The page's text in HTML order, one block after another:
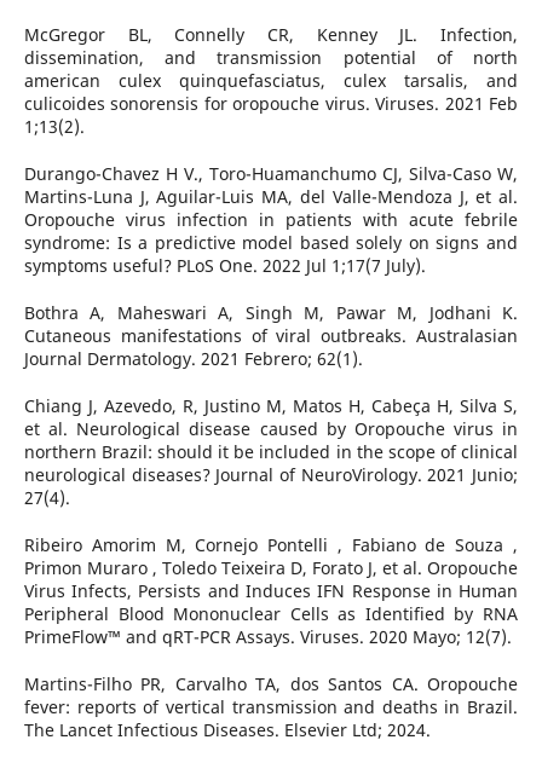
McGregor BL, Connelly CR, Kenney JL. Infection,
dissemination, and transmission potential of north
american culex quinquefasciatus, culex tarsalis, and
culicoides sonorensis for oropouche virus. Viruses. 2021 Feb
1;13(2).
Durango-Chavez H V., Toro-Huamanchumo CJ, Silva-Caso W,
Martins-Luna J, Aguilar-Luis MA, del Valle-Mendoza J, et al.
Oropouche virus infection in patients with acute febrile
syndrome: Is a predictive model based solely on signs and
symptoms useful? PLoS One. 2022 Jul 1;17(7 July).
Bothra A, Maheswari A, Singh M, Pawar M, Jodhani K.
Cutaneous manifestations of viral outbreaks. Australasian
Journal Dermatology. 2021 Febrero; 62(1).
Chiang J, Azevedo, R, Justino M, Matos H, Cabeça H, Silva S,
et al. Neurological disease caused by Oropouche virus in
northern Brazil: should it be included in the scope of clinical
neurological diseases? Journal of NeuroVirology. 2021 Junio;
27(4).
Ribeiro Amorim M, Cornejo Pontelli , Fabiano de Souza ,
Primon Muraro , Toledo Teixeira D, Forato J, et al. Oropouche
Virus Infects, Persists and Induces IFN Response in Human
Peripheral Blood Mononuclear Cells as Identified by RNA
PrimeFlow™ and qRT-PCR Assays. Viruses. 2020 Mayo; 12(7).
Martins-Filho PR, Carvalho TA, dos Santos CA. Oropouche
fever: reports of vertical transmission and deaths in Brazil.
The Lancet Infectious Diseases. Elsevier Ltd; 2024.